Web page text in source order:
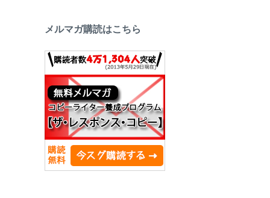
メルマガ購読はこちら